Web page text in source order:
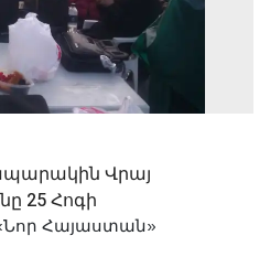
Վրայ
25 Հոգի
Հայաստան»